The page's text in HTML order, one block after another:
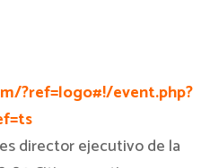
?ref=logo#!/event.php?
director ejecutivo de la